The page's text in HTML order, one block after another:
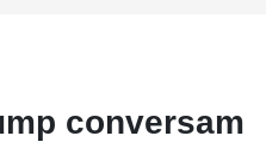
conversam